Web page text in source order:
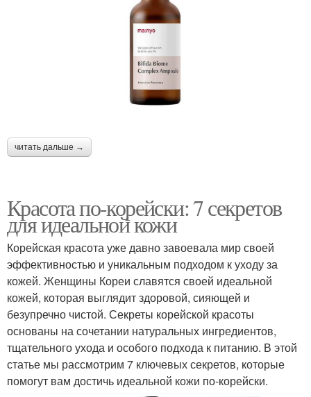
читать дальше →
Красота по-корейски: 7 секретов
для идеальной кожи
Корейская красота уже давно завоевала мир своей
эффективностью и уникальным подходом к уходу за
кожей. Женщины Кореи славятся своей идеальной
кожей, которая выглядит здоровой, сияющей и
безупречно чистой. Секреты корейской красоты
основаны на сочетании натуральных ингредиентов,
тщательного ухода и особого подхода к питанию. В этой
статье мы рассмотрим 7 ключевых секретов, которые
помогут вам достичь идеальной кожи по-корейски.